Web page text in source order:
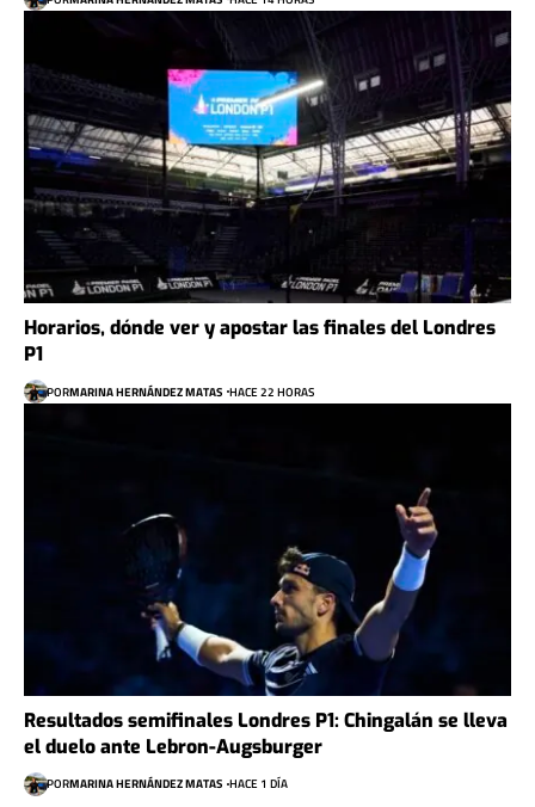
Horarios, dónde ver y apostar las finales del Londres
P1
PORMARINA HERNÁNDEZ MATAS HACE 22 HORAS
Resultados semifinales Londres P1: Chingalán se lleva
el duelo ante Lebron-Augsburger
PORMARINA HERNÁNDEZ MATAS HACE 1 DÍA